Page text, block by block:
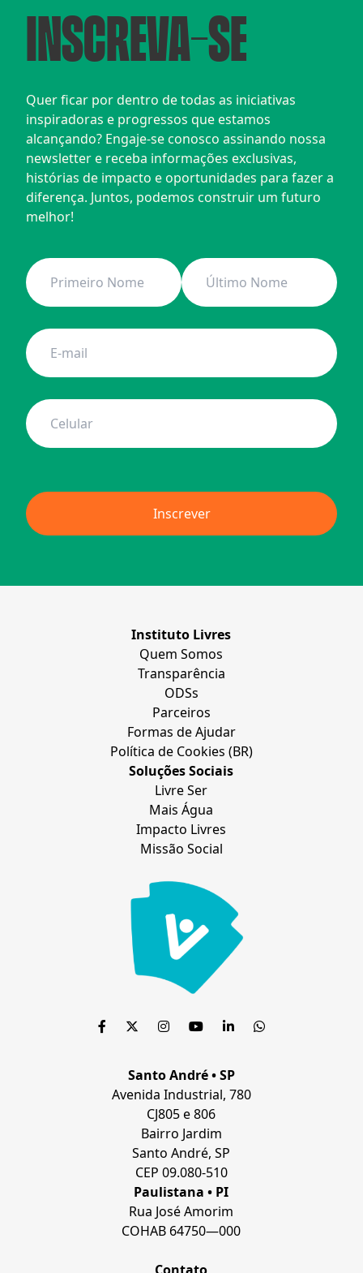
INSCREVA-SE
Quer ficar por dentro de todas as iniciativas
inspiradoras e progressos que estamos
alcançando? Engaje-se conosco assinando nossa
newsletter e receba informações exclusivas,
histórias de impacto e oportunidades para fazer a
diferença. Juntos, podemos construir um futuro
melhor!
Instituto Livres
Quem Somos
Transparência
ODSs
Parceiros
Formas de Ajudar
Política de Cookies (BR)
Soluções Sociais
Livre Ser
Mais Água
Impacto Livres
Missão Social
Santo André • SP
Avenida Industrial, 780
CJ805 e 806
Bairro Jardim
Santo André, SP
CEP 09.080-510
Paulistana • PI
Rua José Amorim
COHAB 64750—000